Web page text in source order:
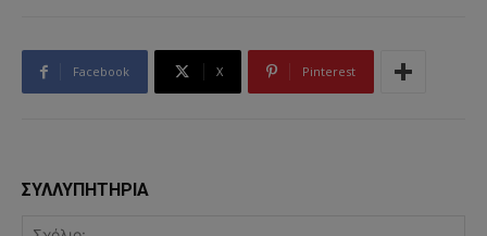
Facebook X Pinterest
ΣΥΛΛΥΠΗΤΗΡΙΑ